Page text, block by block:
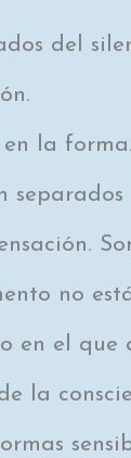
del
en la forma.
no
en el que
la